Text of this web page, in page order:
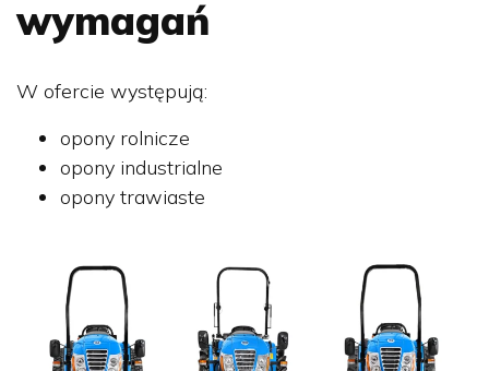
wymagań
W ofercie występują:
opony rolnicze
opony industrialne
opony trawiaste